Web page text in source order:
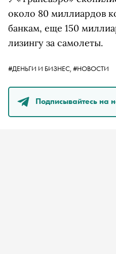
около 80 миллиардов
банкам, еще 150
лизингу за самолеты.
#ДЕНЬГИ И БИЗНЕС, #НОВОСТИ
Подписывайтесь на